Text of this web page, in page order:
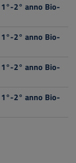
2° anno Bio-
2° anno Bio-
2° anno Bio-
2° anno Bio-